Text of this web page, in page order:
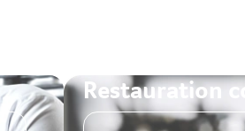
Restauration